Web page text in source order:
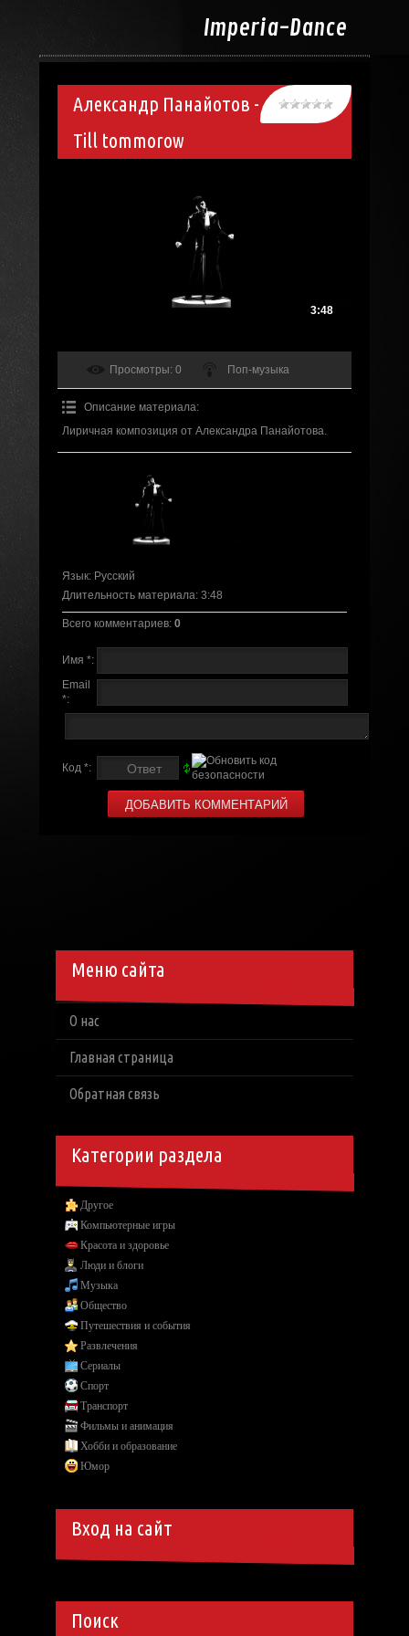
Imperia-Dance
Александр Панайотов -
Till tommorow
3:48
Просмотры: 0 Поп-музыка
Описание материала:
Лиричная композиция от Александра Панайотова.
Язык: Русский
Длительность материала: 3:48
Всего комментариев: 0
Имя *:
Email
*:
Код *:
Меню сайта
О нас
Главная страница
Обратная связь
Категории раздела
Другое
Компьютерные игры
Красота и здоровье
Люди и блоги
Музыка
Общество
Путешествия и события
Развлечения
Сериалы
Спорт
Транспорт
Фильмы и анимация
Хобби и образование
Юмор
Вход на сайт
Поиск